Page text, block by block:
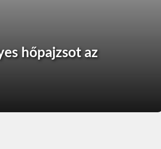
hőpajzsot az